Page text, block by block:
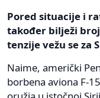
Pored situacije i
također bilježi
tenzije vežu se za
Naime, američki
borbena aviona F-